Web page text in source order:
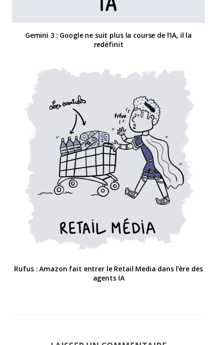
Gemini 3 : Google ne suit plus la course de l’IA, il la
redéfinit
Rufus : Amazon fait entrer le Retail Media dans l’ère des
agents IA